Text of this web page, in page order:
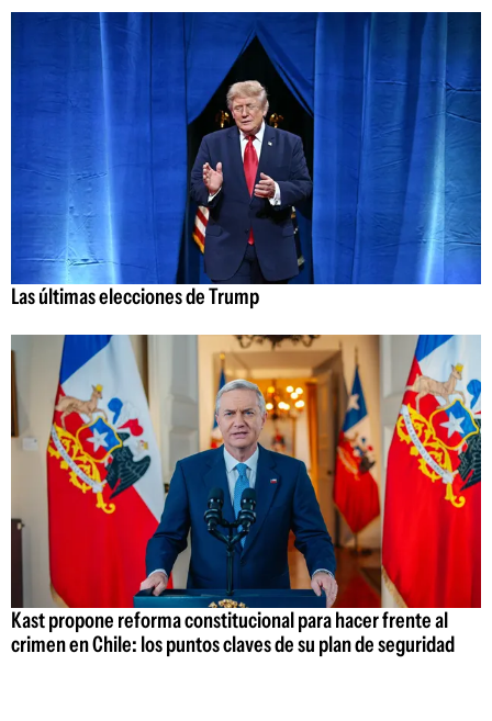
Las últimas elecciones de Trump
Kast propone reforma constitucional para hacer frente al
crimen en Chile: los puntos claves de su plan de seguridad